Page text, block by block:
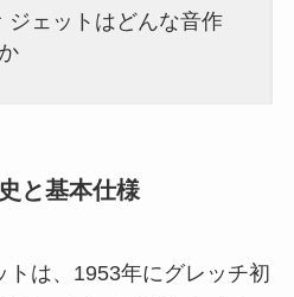
ジェットはどんな音作
と基本仕様
トは、1953年にグレッチ初